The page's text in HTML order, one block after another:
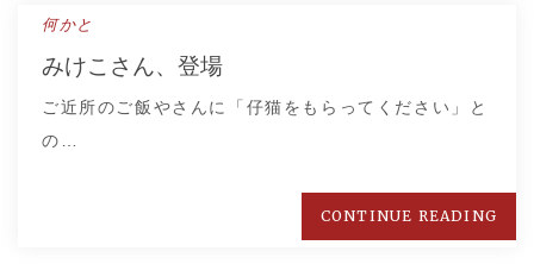
何かと
みけこさん、登場
ご近所のご飯やさんに「仔猫をもらってください」と
の…
CONTINUE READING